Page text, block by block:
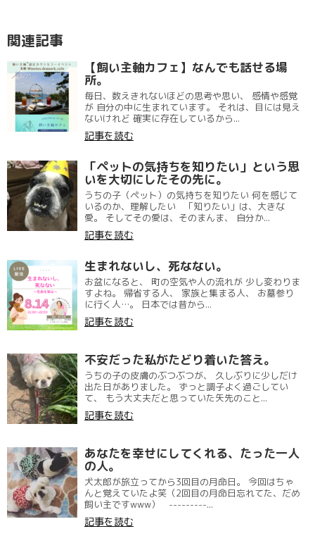
関連記事
【飼い主軸カフェ】なんでも話せる場
所。
毎日、数えきれないほどの思考や思い、 感情や感覚
が 自分の中に生まれています。 それは、目には見え
ないけれど 確実に存在しているから...
記事を読む
「ペットの気持ちを知りたい」という思
いを大切にしたその先に。
うちの子（ペット）の気持ちを知りたい 何を感じて
いるのか、理解したい 「知りたい」は、大きな
愛。 そしてその愛は、そのまんま、 自分か...
記事を読む
生まれないし、死なない。
お盆になると、 町の空気や人の流れが 少し変わりま
すよね。 帰省する人、 家族と集まる人、 お墓参り
に行く人…。 日本では昔から...
記事を読む
不安だった私がたどり着いた答え。
うちの子の皮膚のぶつぶつが、 久しぶりに少しだけ
出た日がありました。 ずっと調子よく過ごしてい
て、 もう大丈夫だと思っていた矢先のこと...
記事を読む
あなたを幸せにしてくれる、たった一人
の人。
犬太郎が旅立ってから3回目の月命日。 今回はちゃ
んと覚えていたよ笑（2回目の月命日忘れてた、だめ
飼い主ですwww） ---------...
記事を読む